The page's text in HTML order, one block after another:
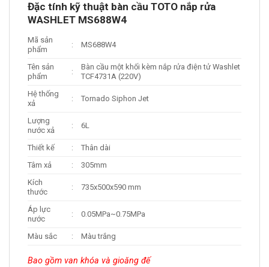
Đặc tính kỹ thuật bàn cầu TOTO nắp rửa
WASHLET MS688W4
Mã sản
phẩm
: MS688W4
Tên sản
phẩm
:
Bàn cầu một khối kèm nắp rửa điện tử Washlet
TCF4731A (220V)
Hệ thống
xả
: Tornado Siphon Jet
Lượng
nước xả
: 6L
Thiết kế :
Thân dài
Tâm xả
:
305mm
Kích
thước
: 735x500x590 mm
Áp lực
nước
: 0.05MPa~0.75MPa
Màu sắc : Màu trắng
Bao gồm van khóa và gioăng đế